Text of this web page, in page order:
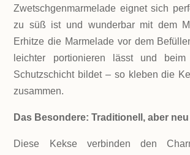
Zwetschgenmarmelade eignet sich
zu süß ist und wunderbar mit dem
Erhitze die Marmelade vor dem
leichter portionieren lässt und
Schutzschicht bildet – so kleben die
zusammen.
Das Besondere: Traditionell, aber
Diese Kekse verbinden den